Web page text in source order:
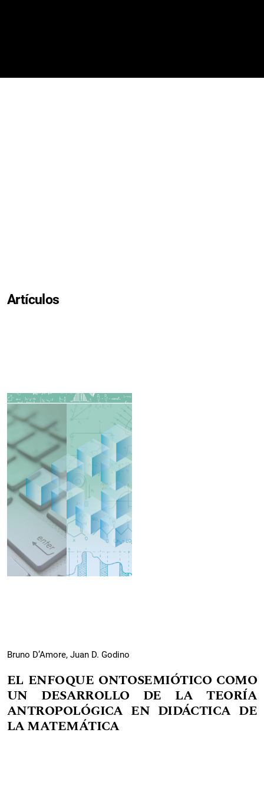
Artículos
Bruno D’Amore, Juan D. Godino
EL ENFOQUE ONTOSEMIÓTICO COMO
UN DESARROLLO DE LA TEORÍA
ANTROPOLÓGICA EN DIDÁCTICA DE
LA MATEMÁTICA